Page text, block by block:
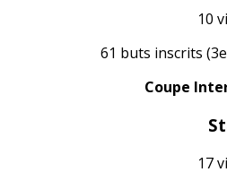
10
61 buts inscrits
Coupe
17